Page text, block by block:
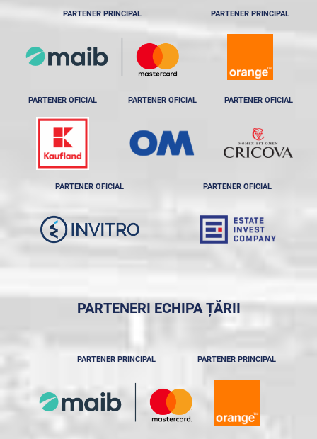
PARTENER PRINCIPAL PARTENER PRINCIPAL
PARTENER OFICIAL PARTENER OFICIAL PARTENER OFICIAL
PARTENER OFICIAL PARTENER OFICIAL
PARTENERI ECHIPA ȚĂRII
PARTENER PRINCIPAL PARTENER PRINCIPAL